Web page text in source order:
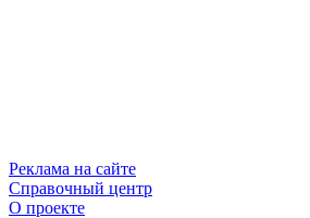
Реклама на сайте
Справочный центр
О проекте